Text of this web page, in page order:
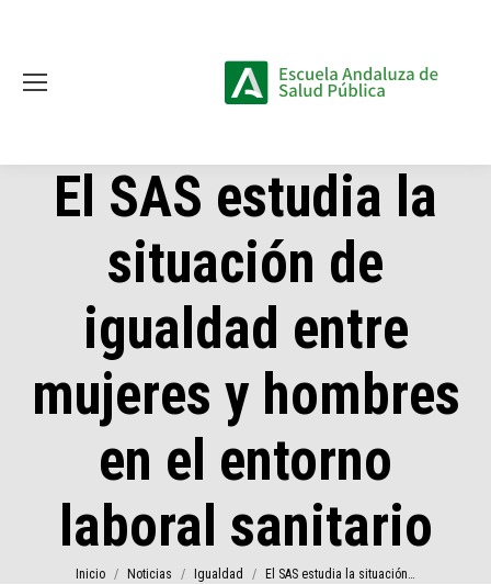
El SAS estudia la
situación de
igualdad entre
mujeres y hombres
en el entorno
laboral sanitario
Estás aquí:
Inicio Noticias Igualdad El SAS estudia la situación…